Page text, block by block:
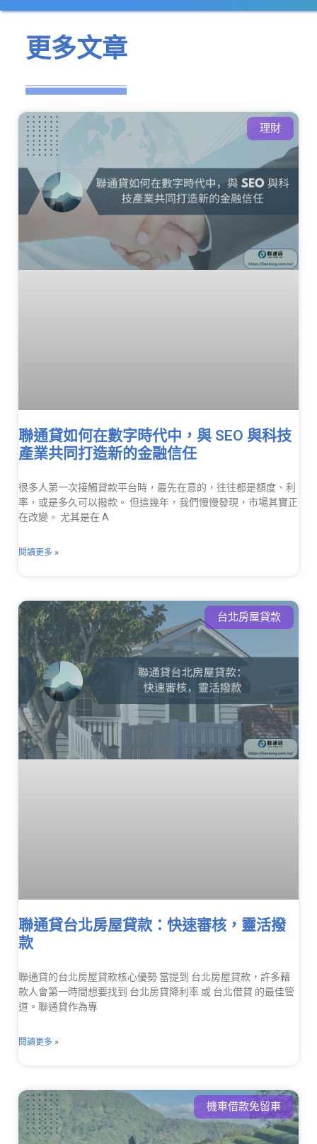
更多文章
理財
聯通貸如何在數字時代中，與 SEO 與科技
產業共同打造新的金融信任
很多人第一次接觸貸款平台時，最先在意的，往往都是額度、利
率，或是多久可以撥款。 但這幾年，我們慢慢發現，市場其實正
在改變。 尤其是在 A
閱讀更多 »
台北房屋貸款
聯通貸台北房屋貸款：快速審核，靈活撥
款
聯通貸的台北房屋貸款核心優勢 當提到 台北房屋貸款，許多藉
款人會第一時間想要找到 台北房貸降利率 或 台北借貸 的最佳管
道。聯通貸作為專
閱讀更多 »
機車借款免留車